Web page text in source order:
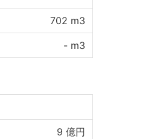
702 m3
- m3
9 億円